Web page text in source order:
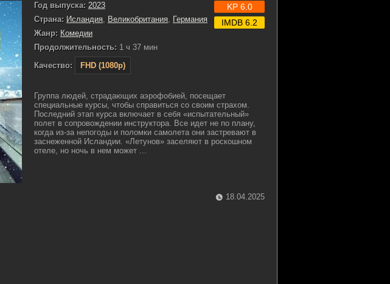
Год выпуска: 2023
Страна: Исландия, Великобритания, Германия
Жанр: Комедии
Продолжительность: 1 ч 37 мин
Качество:
FHD (1080p)
KP 6.0
IMDB 6.2
Группа людей, страдающих аэрофобией, посещает
специальные курсы, чтобы справиться со своим страхом.
Последний этап курса включает в себя «испытательный»
полет в сопровождении инструктора. Все идет не по плану,
когда из-за непогоды и поломки самолета они застревают в
заснеженной Исландии. «Летунов» заселяют в роскошном
отеле, но ночь в нем может ...
18.04.2025